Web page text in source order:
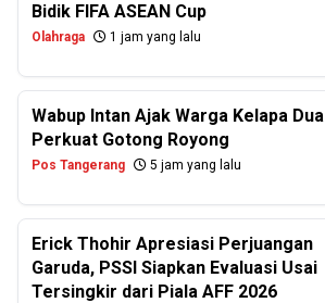
Bidik FIFA ASEAN Cup
Olahraga 1 jam yang lalu
Wabup Intan Ajak Warga Kelapa Dua
Perkuat Gotong Royong
Pos Tangerang 5 jam yang lalu
Erick Thohir Apresiasi Perjuangan
Garuda, PSSI Siapkan Evaluasi Usai
Tersingkir dari Piala AFF 2026